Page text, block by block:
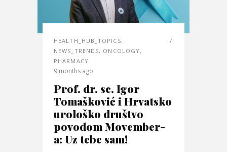
HEALTH_HUB_TOPICS,
NEWS_TRENDS, ONCOLOGY,
PHARMACY
9 months ago
Prof. dr. sc. Igor
Tomašković i Hrvatsko
urološko društvo
povodom Movember-
a: Uz tebe sam!